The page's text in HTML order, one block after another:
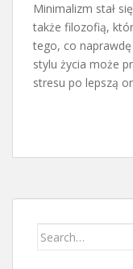
Minimalizm stał
także filozofią,
tego, co
stylu życia może
stresu po lepszą
Search